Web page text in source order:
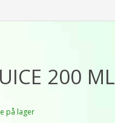
200 ML
på lager